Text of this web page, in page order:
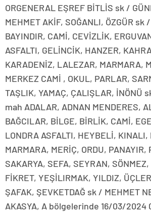
ORGENERAL EŞREF BİTLİS sk /
MEHMET AKİF, SOĞANLI, ÖZGÜR sk
BAYINDIR, CAMİ, CEVİZLİK,
ASFALTI, GELİNCİK, HANZER,
KARADENİZ, LALEZAR, MARMARA,
MERKEZ CAMİ , OKUL, PARLAR,
TAŞLIK, YAMAÇ, ÇALIŞLAR, İNÖNÜ
mah ADALAR, ADNAN MENDERES,
BAĞCILAR, BİLGE, BİRLİK, CAMİ,
LONDRA ASFALTI, HEYBELİ, KINALI,
MARMARA, MERİÇ, ORDU, PANAYIR,
SAKARYA, SEFA, SEYRAN,
FİKRET, YEŞİLIRMAK, YILDIZ,
ŞAFAK, ŞEVKETDAĞ sk / MEHMET
AKASYA, A bölgelerinde 16/03/2024